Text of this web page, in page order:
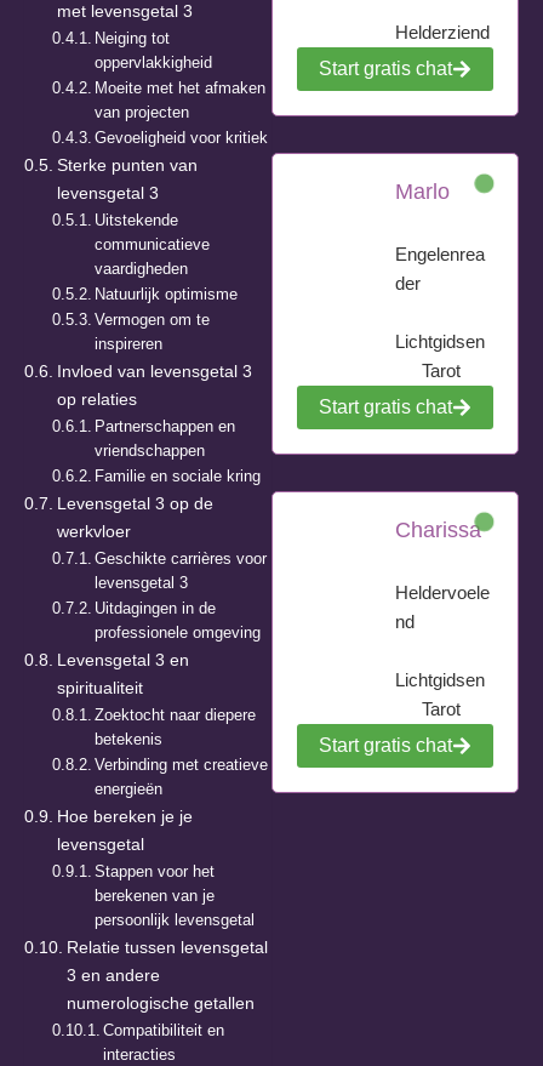
met levensgetal 3
Neiging tot
oppervlakkigheid
Moeite met het afmaken
van projecten
Gevoeligheid voor kritiek
Sterke punten van
levensgetal 3
Uitstekende
communicatieve
vaardigheden
Natuurlijk optimisme
Vermogen om te
inspireren
Invloed van levensgetal 3
op relaties
Partnerschappen en
vriendschappen
Familie en sociale kring
Levensgetal 3 op de
werkvloer
Geschikte carrières voor
levensgetal 3
Uitdagingen in de
professionele omgeving
Levensgetal 3 en
spiritualiteit
Zoektocht naar diepere
betekenis
Verbinding met creatieve
energieën
Hoe bereken je je
levensgetal
Stappen voor het
berekenen van je
persoonlijk levensgetal
Relatie tussen levensgetal
3 en andere
numerologische getallen
Compatibiliteit en
interacties
Helderziend
Start gratis chat
Marlo
Engelenrea
der
Lichtgidsen
Tarot
Start gratis chat
Charissa
Heldervoele
nd
Lichtgidsen
Tarot
Start gratis chat